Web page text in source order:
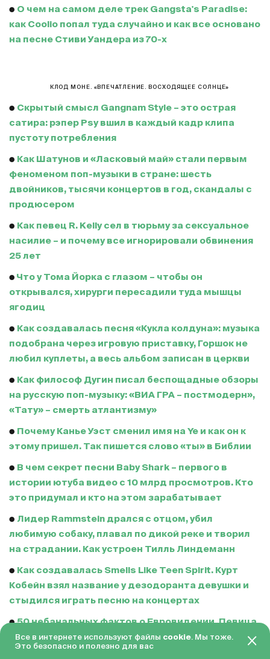
● О чем на самом деле трек Gangsta's Paradise:
как Coolio попал туда случайно и как все основано
на песне Стиви Уандера из 70-х
КЛОД МОНЕ. «ВПЕЧАТЛЕНИЕ. ВОСХОДЯЩЕЕ СОЛНЦЕ»
● Скрытый смысл Gangnam Style – это острая
сатира: рэпер Psy вшил в каждый кадр клипа
пустоту потребления
● Как Шатунов и «Ласковый май» стали первым
феноменом поп-музыки в стране: шесть
двойников, тысячи концертов в год, скандалы с
продюсером
● Как певец R. Kelly сел в тюрьму за сексуальное
насилие – и почему все игнорировали обвинения
25 лет
● Что у Тома Йорка с глазом – чтобы он
открывался, хирурги пересадили туда мышцы
ягодиц
● Как создавалась песня «Кукла колдуна»: музыка
подобрана через игровую приставку, Горшок не
любил куплеты, а весь альбом записан в церкви
● Как философ Дугин писал беспощадные обзоры
на русскую поп-музыку: «ВИА ГРА – постмодерн»,
«Тату» – смерть атлантизму»
● Почему Канье Уэст сменил имя на Ye и как он к
этому пришел. Так пишется слово «ты» в Библии
● В чем секрет песни Baby Shark – первого в
истории ютуба видео с 10 млрд просмотров. Кто
это придумал и кто на этом зарабатывает
● Лидер Rammstein дрался с отцом, убил
любимую собаку, плавал по дикой реке и творил
на страдании. Как устроен Тилль Линдеманн
● Как создавалась Smells Like Teen Spirit. Курт
Кобейн взял название у дезодоранта девушки и
стыдился играть песню на концертах
● 50 небанальных фактов о Евровидении. Певица
в бронежилете, самое популярное слово и
победная песня со 168 строчками «Ла ла ла»
Все в интернете используют файлы cookie. Мы тоже.
Это безопасно и полезно для вас